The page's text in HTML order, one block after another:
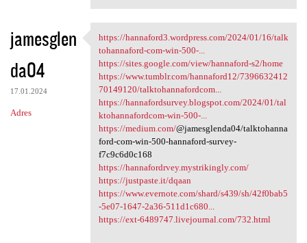
jamesglen
da04
17.01.2024
Adres
https://hannaford3.wordpress
https://hannaford3.wordpress.com/2024/01/16/talk
tohannaford-com-win-500-...
https://sites.google.com/view/hannaford-s2/home
https://www.tumblr.com/hannaford12/7396632412
70149120/talktohannafordcom...
https://hannafordsurvey.blogspot.com/2024/01/tal
ktohannafordcom-win-500-...
https://medium.com/@jamesglenda04/talktohanna
ford-com-win-500-hannaford-survey-
f7c9c6d0c168
https://hannafordrvey.mystrikingly.com/
https://justpaste.it/dqaan
https://www.evernote.com/shard/s439/sh/42f0bab5
-5e07-1647-2a36-511d1c680...
https://ext-6489747.livejournal.com/732.html